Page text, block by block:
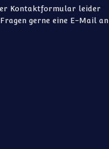
Kontaktformular leider
gerne eine E-Mail an